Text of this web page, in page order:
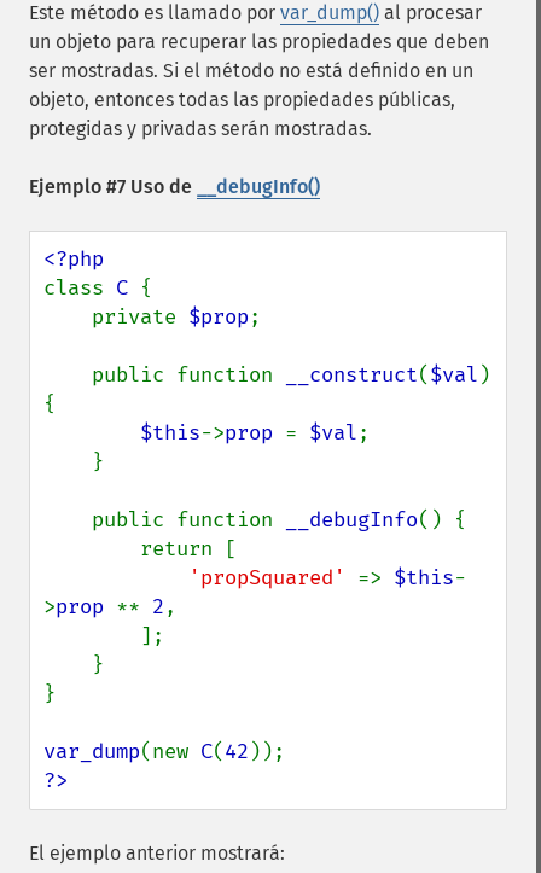
Este método es llamado por var_dump() al procesar
un objeto para recuperar las propiedades que deben
ser mostradas. Si el método no está definido en un
objeto, entonces todas las propiedades públicas,
protegidas y privadas serán mostradas.
Ejemplo #7 Uso de __debugInfo()
class C {
    private
$prop;
    public function
__construct($val )
{
$this->prop = $val;
    public function
__debugInfo() {
'propSquared' => $this-
>prop ** 2,
}
var_dump(new C(42
?>
El ejemplo anterior mostrará: